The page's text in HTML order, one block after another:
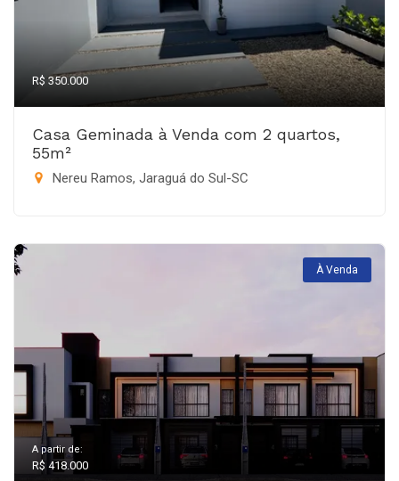
R$ 350.000
Casa Geminada à Venda com 2 quartos,
55m²
Nereu Ramos, Jaraguá do Sul-SC
À Venda
A partir de:
R$ 418.000